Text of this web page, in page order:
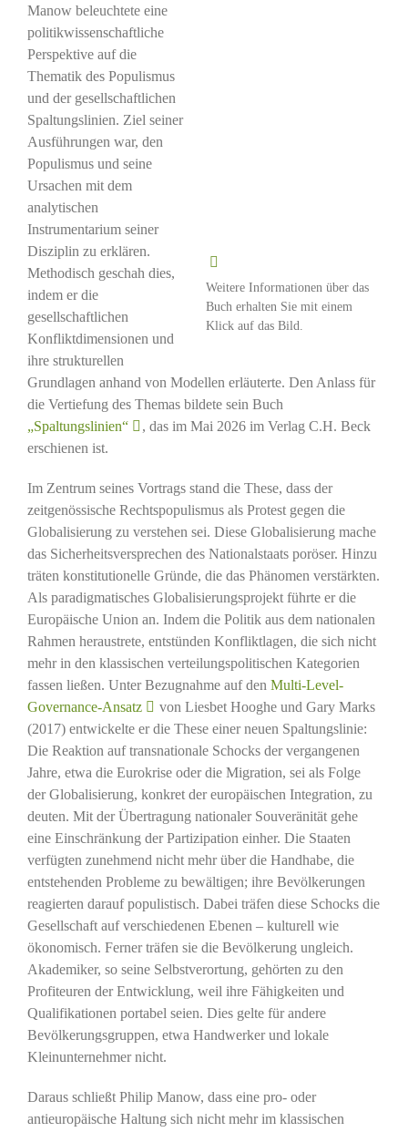
Weitere Informationen über das
Buch erhalten Sie mit einem
Klick auf das Bild.
Manow beleuchtete eine
politikwissenschaftliche
Perspektive auf die
Thematik des Populismus
und der gesellschaftlichen
Spaltungslinien. Ziel seiner
Ausführungen war, den
Populismus und seine
Ursachen mit dem
analytischen
Instrumentarium seiner
Disziplin zu erklären.
Methodisch geschah dies,
indem er die
gesellschaftlichen
Konfliktdimensionen und
ihre strukturellen
Grundlagen anhand von Modellen erläuterte. Den Anlass für
die Vertiefung des Themas bildete sein Buch
„Spaltungslinien“
, das im Mai 2026 im Verlag C.H. Beck
erschienen ist.
Im Zentrum seines Vortrags stand die These, dass der
zeitgenössische Rechtspopulismus als Protest gegen die
Globalisierung zu verstehen sei. Diese Globalisierung mache
das Sicherheitsversprechen des Nationalstaats poröser. Hinzu
träten konstitutionelle Gründe, die das Phänomen verstärkten.
Als paradigmatisches Globalisierungsprojekt führte er die
Europäische Union an. Indem die Politik aus dem nationalen
Rahmen heraustrete, entstünden Konfliktlagen, die sich nicht
mehr in den klassischen verteilungspolitischen Kategorien
fassen ließen. Unter Bezugnahme auf den Multi-Level-
Governance-Ansatz
von Liesbet Hooghe und Gary Marks
(2017) entwickelte er die These einer neuen Spaltungslinie:
Die Reaktion auf transnationale Schocks der vergangenen
Jahre, etwa die Eurokrise oder die Migration, sei als Folge
der Globalisierung, konkret der europäischen Integration, zu
deuten. Mit der Übertragung nationaler Souveränität gehe
eine Einschränkung der Partizipation einher. Die Staaten
verfügten zunehmend nicht mehr über die Handhabe, die
entstehenden Probleme zu bewältigen; ihre Bevölkerungen
reagierten darauf populistisch. Dabei träfen diese Schocks die
Gesellschaft auf verschiedenen Ebenen – kulturell wie
ökonomisch. Ferner träfen sie die Bevölkerung ungleich.
Akademiker, so seine Selbstverortung, gehörten zu den
Profiteuren der Entwicklung, weil ihre Fähigkeiten und
Qualifikationen portabel seien. Dies gelte für andere
Bevölkerungsgruppen, etwa Handwerker und lokale
Kleinunternehmer nicht.
Daraus schließt Philip Manow, dass eine pro- oder
antieuropäische Haltung sich nicht mehr im klassischen